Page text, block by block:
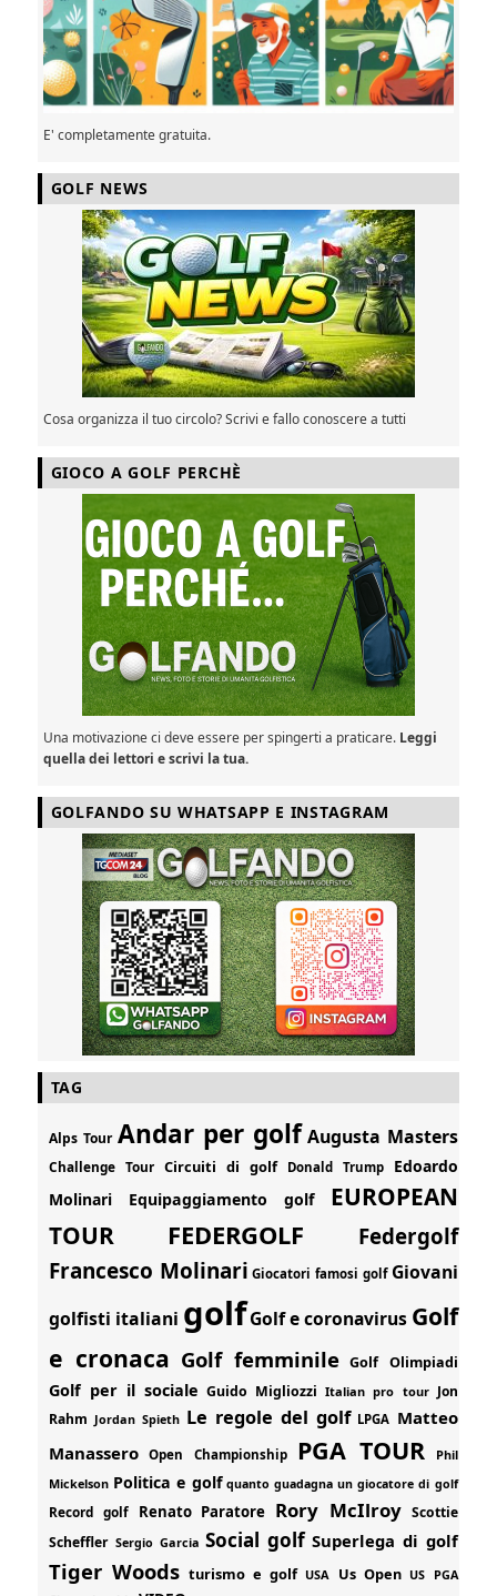
E' completamente gratuita.
GOLF NEWS
Cosa organizza il tuo circolo? Scrivi e fallo conoscere a tutti
GIOCO A GOLF PERCHÈ
Una motivazione ci deve essere per spingerti a praticare. Leggi
quella dei lettori e scrivi la tua.
GOLFANDO SU WHATSAPP E INSTAGRAM
TAG
Alps Tour Andar per golf Augusta Masters
Challenge Tour Circuiti di golf Donald Trump
Edoardo
Molinari
Equipaggiamento golf
EUROPEAN
TOUR
FEDERGOLF Federgolf
Francesco Molinari Giocatori famosi golf Giovani
golfisti italiani golf Golf e coronavirus Golf
e cronaca Golf femminile Golf Olimpiadi
Golf per il sociale Guido Migliozzi Italian pro tour Jon
Rahm Jordan Spieth Le regole del golf LPGA Matteo
Manassero
Open Championship PGA TOUR
Phil
Mickelson Politica e golf quanto guadagna un giocatore di golf
Record golf Renato Paratore Rory McIlroy Scottie
Scheffler Sergio Garcia Social golf Superlega di golf
Tiger Woods turismo e golf USA Us Open US PGA